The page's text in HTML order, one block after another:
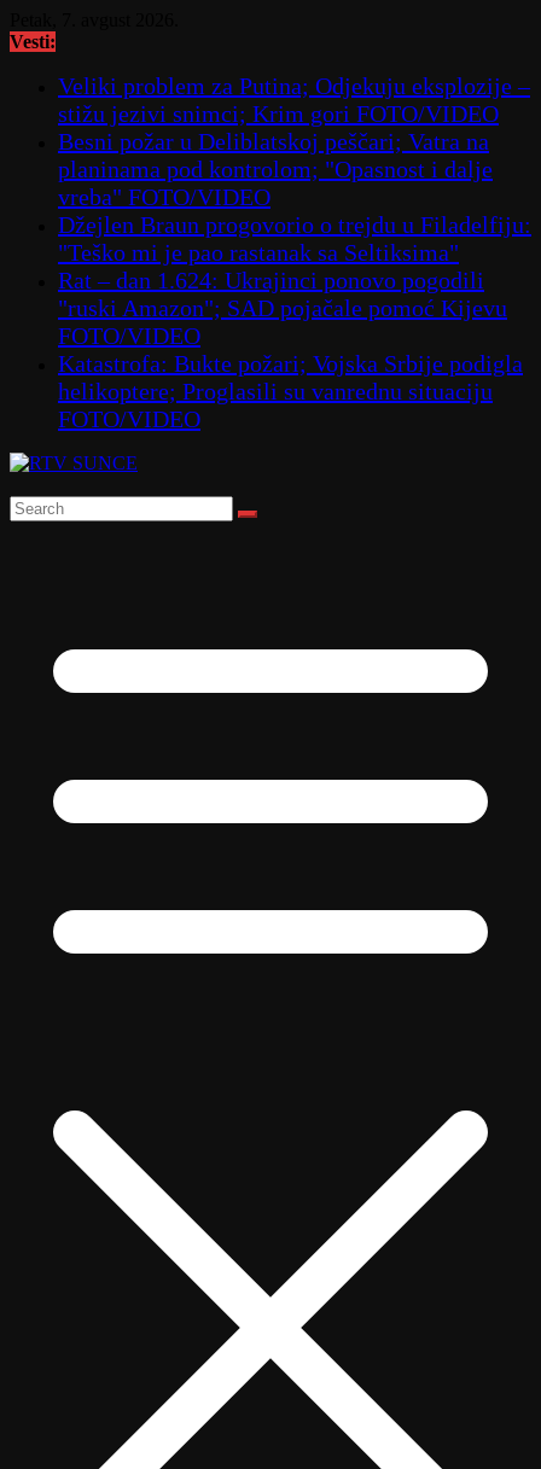
to
Vesti:
Veliki problem za Putina; Odjekuju eksplozije –
stižu jezivi snimci; Krim gori FOTO/VIDEO
Besni požar u Deliblatskoj peščari; Vatra na
planinama pod kontrolom; "Opasnost i dalje
vreba" FOTO/VIDEO
Džejlen Braun progovorio o trejdu u Filadelfiju:
"Teško mi je pao rastanak sa Seltiksima"
Rat – dan 1.624: Ukrajinci ponovo pogodili
"ruski Amazon"; SAD pojačale pomoć Kijevu
FOTO/VIDEO
Katastrofa: Bukte požari; Vojska Srbije podigla
helikoptere; Proglasili su vanrednu situaciju
FOTO/VIDEO